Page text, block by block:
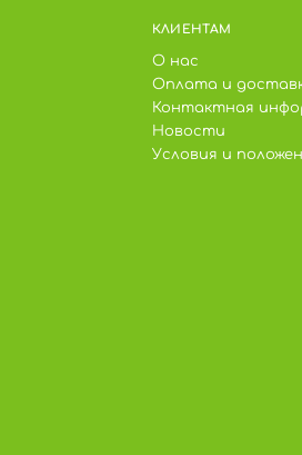
КЛИЕНТАМ
О нас
Оплата и
Контактная
Новости
Условия и